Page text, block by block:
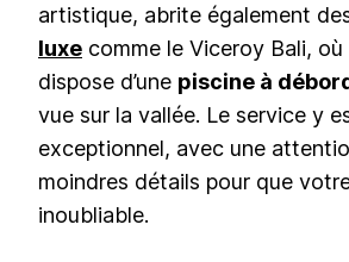
artistique, abrite également
luxe comme le Viceroy Bali,
dispose d’une piscine à
vue sur la vallée. Le service y
exceptionnel, avec une
moindres détails pour que
inoubliable.